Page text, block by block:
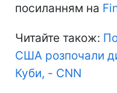
посиланням на
Читайте також:
США розпочали
Куби, - CNN